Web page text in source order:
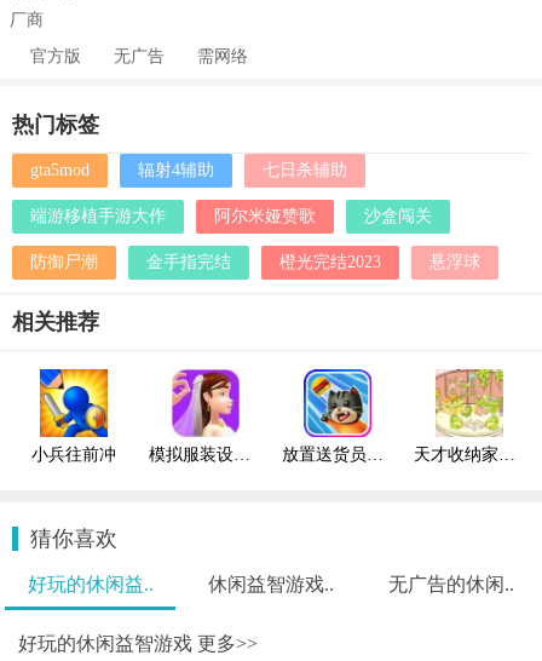
厂商
官方版
无广告 需网络
热门标签
gta5mod 辐射4辅助 七日杀辅助
端游移植手游大作 阿尔米娅赞歌 沙盒闯关
防御尸潮 金手指完结 橙光完结2023 悬浮球
相关推荐
小兵往前冲 模拟服装设计游戏 放置送货员游戏 天才收纳家游戏
猜你喜欢
好玩的休闲益.. 休闲益智游戏.. 无广告的休闲..
好玩的休闲益智游戏 更多>>